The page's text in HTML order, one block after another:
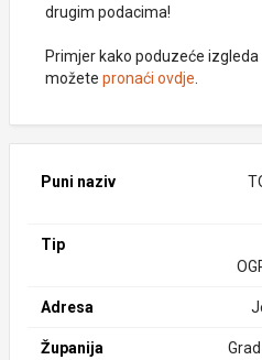
drugim podacima!
Primjer kako poduzeće
možete pronaći ovdje
Puni naziv
Tip
Adresa
Županija